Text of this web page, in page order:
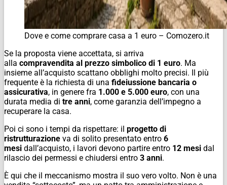
Dove e come comprare casa a 1 euro – Comozero.it
Se la proposta viene accettata, si arriva
alla compravendita al prezzo simbolico di 1 euro. Ma
insieme all’acquisto scattano obblighi molto precisi. Il più
frequente è la richiesta di una fideiussione bancaria o
assicurativa, in genere fra 1.000 e 5.000 euro, con una
durata media di tre anni, come garanzia dell’impegno a
recuperare la casa.
Poi ci sono i tempi da rispettare: il progetto di
ristrutturazione va di solito presentato entro 6
mesi dall’acquisto, i lavori devono partire entro 12 mesi dal
rilascio dei permessi e chiudersi entro 3 anni.
È qui che il meccanismo mostra il suo vero volto. Non è una